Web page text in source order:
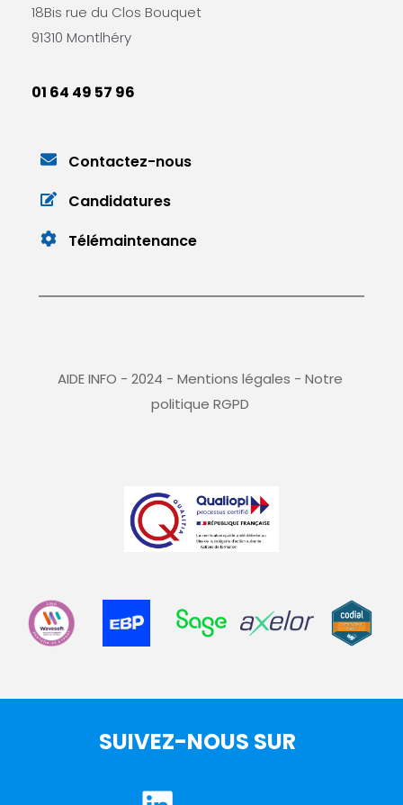
18Bis rue du Clos Bouquet
91310 Montlhéry
01 64 49 57 96
Contactez-nous
Candidatures
Télémaintenance
AIDE INFO - 2024 - Mentions légales - Notre
politique RGPD
SUIVEZ-NOUS SUR